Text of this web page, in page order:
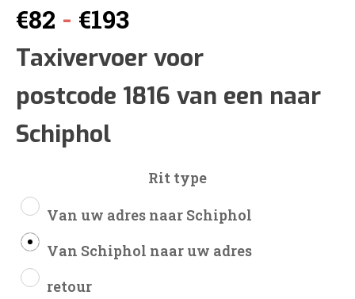
€82 - €193Prijsklasse:
€82
tot
Taxivervoer voor
postcode 1816 van een naar
Schiphol
Rit type
Van uw adres naar Schiphol
Van Schiphol naar uw adres
retour